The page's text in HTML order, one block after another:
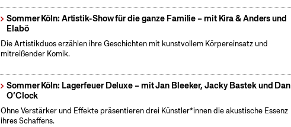
Sommer Köln: Artistik-Show für die ganze Familie – mit Kira & Anders und
Elabö
Die Artistikduos erzählen ihre Geschichten mit kunstvollem Körpereinsatz und
mitreißender Komik.
Sommer Köln: Lagerfeuer Deluxe – mit Jan Bleeker, Jacky Bastek und Dan
O‘Clock
Ohne Verstärker und Effekte präsentieren drei Künstler*innen die akustische Essenz
ihres Schaffens.